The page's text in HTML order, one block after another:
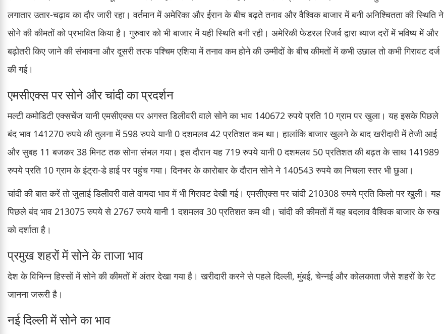
लगातार उतार-चढ़ाव का दौर जारी रहा। वर्तमान में अमेरिका और ईरान के बीच बढ़ते तनाव और वैश्विक बाजार में बनी अनिश्चितता की स्थिति ने
सोने की कीमतों को प्रभावित किया है। गुरुवार को भी बाजार में यही स्थिति बनी रही। अमेरिकी फेडरल रिजर्व द्वारा ब्याज दरों में भविष्य में और
बढ़ोतरी किए जाने की संभावना और दूसरी तरफ पश्चिम एशिया में तनाव कम होने की उम्मीदों के बीच कीमतों में कभी उछाल तो कभी गिरावट दर्ज
की गई।
एमसीएक्स पर सोने और चांदी का प्रदर्शन
मल्टी कमोडिटी एक्सचेंज यानी एमसीएक्स पर अगस्त डिलीवरी वाले सोने का भाव 140672 रुपये प्रति 10 ग्राम पर खुला। यह इसके पिछले
बंद भाव 141270 रुपये की तुलना में 598 रुपये यानी 0 दशमलव 42 प्रतिशत कम था। हालांकि बाजार खुलने के बाद खरीदारी में तेजी आई
और सुबह 11 बजकर 38 मिनट तक सोना संभल गया। इस दौरान यह 719 रुपये यानी 0 दशमलव 50 प्रतिशत की बढ़त के साथ 141989
रुपये प्रति 10 ग्राम के इंट्रा-डे हाई पर पहुंच गया। दिनभर के कारोबार के दौरान सोने ने 140543 रुपये का निचला स्तर भी छुआ।
चांदी की बात करें तो जुलाई डिलीवरी वाले वायदा भाव में भी गिरावट देखी गई। एमसीएक्स पर चांदी 210308 रुपये प्रति किलो पर खुली। यह
पिछले बंद भाव 213075 रुपये से 2767 रुपये यानी 1 दशमलव 30 प्रतिशत कम थी। चांदी की कीमतों में यह बदलाव वैश्विक बाजार के रुख
को दर्शाता है।
प्रमुख शहरों में सोने के ताजा भाव
देश के विभिन्न हिस्सों में सोने की कीमतों में अंतर देखा गया है। खरीदारी करने से पहले दिल्ली, मुंबई, चेन्नई और कोलकाता जैसे शहरों के रेट
जानना जरूरी है।
नई दिल्ली में सोने का भाव